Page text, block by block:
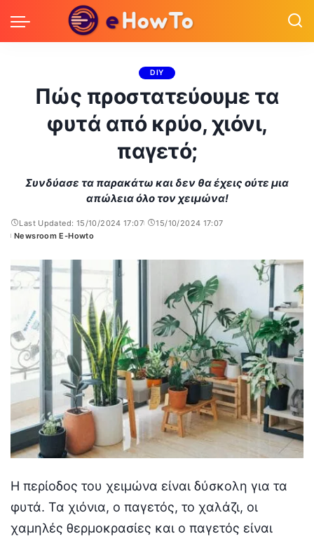
DIY
Πώς προστατεύουμε τα
φυτά από κρύο, χιόνι,
παγετό;
Συνδύασε τα παρακάτω και δεν θα έχεις ούτε μια
απώλεια όλο τον χειμώνα!
Last Updated: 15/10/2024 17:07
15/10/2024 17:07
Posted
Newsroom E-Howto
H περίοδος του χειμώνα είναι δύσκολη για τα
φυτά. Τα χιόνια, ο παγετός, το χαλάζι, οι
χαμηλές θερμοκρασίες και ο παγετός είναι